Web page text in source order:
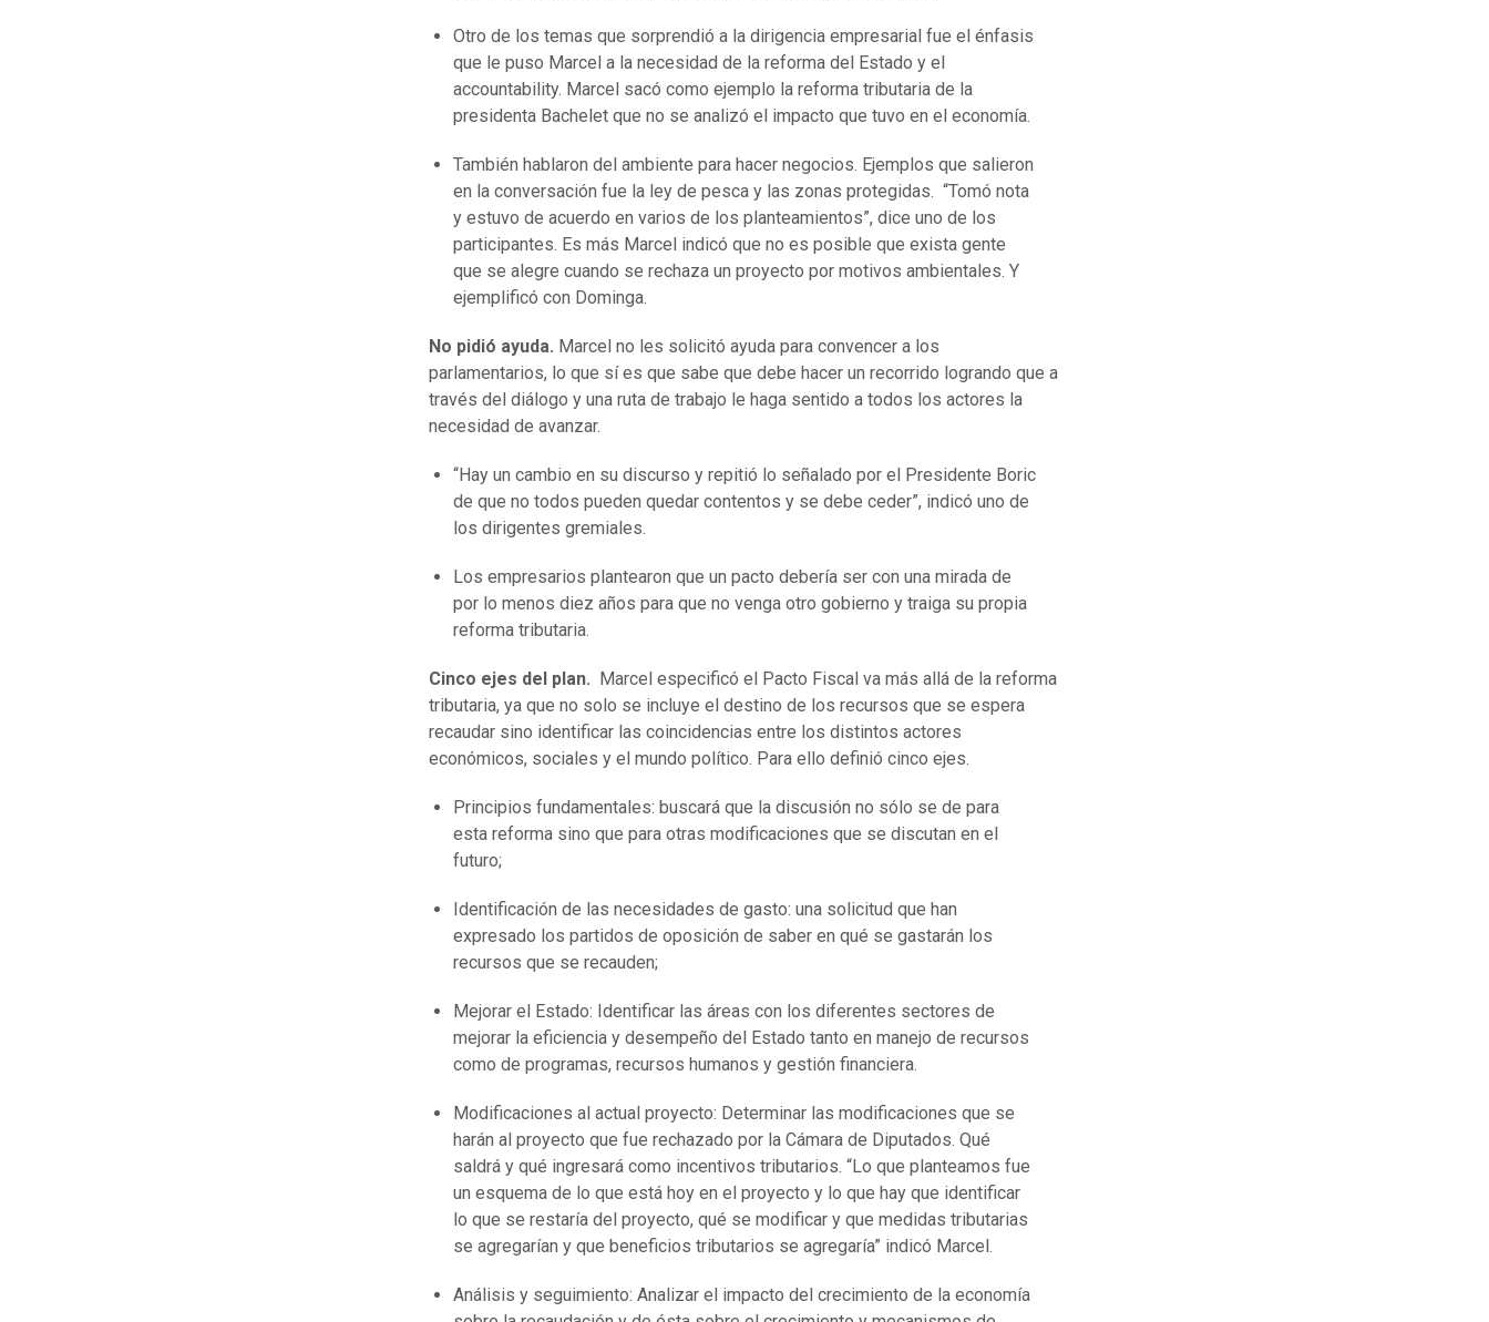
Otro de los temas que sorprendió a la dirigencia empresarial fue el énfasis
que le puso Marcel a la necesidad de la reforma del Estado y el
accountability. Marcel sacó como ejemplo la reforma tributaria de la
presidenta Bachelet que no se analizó el impacto que tuvo en el economía.
También hablaron del ambiente para hacer negocios. Ejemplos que salieron
en la conversación fue la ley de pesca y las zonas protegidas. “Tomó nota
y estuvo de acuerdo en varios de los planteamientos”, dice uno de los
participantes. Es más Marcel indicó que no es posible que exista gente
que se alegre cuando se rechaza un proyecto por motivos ambientales. Y
ejemplificó con Dominga.
No pidió ayuda. Marcel no les solicitó ayuda para convencer a los
parlamentarios, lo que sí es que sabe que debe hacer un recorrido logrando que a
través del diálogo y una ruta de trabajo le haga sentido a todos los actores la
necesidad de avanzar.
“Hay un cambio en su discurso y repitió lo señalado por el Presidente Boric
de que no todos pueden quedar contentos y se debe ceder”, indicó uno de
los dirigentes gremiales.
Los empresarios plantearon que un pacto debería ser con una mirada de
por lo menos diez años para que no venga otro gobierno y traiga su propia
reforma tributaria.
Cinco ejes del plan. Marcel especificó el Pacto Fiscal va más allá de la reforma
tributaria, ya que no solo se incluye el destino de los recursos que se espera
recaudar sino identificar las coincidencias entre los distintos actores
económicos, sociales y el mundo político. Para ello definió cinco ejes.
Principios fundamentales: buscará que la discusión no sólo se de para
esta reforma sino que para otras modificaciones que se discutan en el
futuro;
Identificación de las necesidades de gasto: una solicitud que han
expresado los partidos de oposición de saber en qué se gastarán los
recursos que se recauden;
Mejorar el Estado: Identificar las áreas con los diferentes sectores de
mejorar la eficiencia y desempeño del Estado tanto en manejo de recursos
como de programas, recursos humanos y gestión financiera.
Modificaciones al actual proyecto: Determinar las modificaciones que se
harán al proyecto que fue rechazado por la Cámara de Diputados. Qué
saldrá y qué ingresará como incentivos tributarios. “Lo que planteamos fue
un esquema de lo que está hoy en el proyecto y lo que hay que identificar
lo que se restaría del proyecto, qué se modificar y que medidas tributarias
se agregarían y que beneficios tributarios se agregaría” indicó Marcel.
Análisis y seguimiento: Analizar el impacto del crecimiento de la economía